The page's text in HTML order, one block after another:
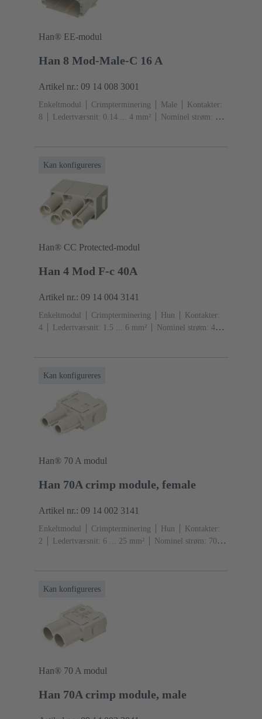
Han® EE-modul
Han 8 Mod-Male-C 16 A
Artikel nr.: 09 14 008 3001
Enkeltmodul Crimpterminering Male
Kontakter:
8
Ledertværsnit: 0.14 ... 4 mm²
Nominel strøm: ‌16
Kan konfigureres
Han® CC Protected-modul
Han 4 Mod F-c 40A
Artikel nr.: 09 14 004 3141
Enkeltmodul Crimpterminering Hun
Kontakter:
4
Ledertværsnit: 1.5 ... 6 mm²
Nominel strøm: ‌40
Kan konfigureres
Han® 70 A modul
Han 70A crimp module, female
Artikel nr.: 09 14 002 3141
Enkeltmodul Crimpterminering Hun
Kontakter:
2
Ledertværsnit: 6 ... 25 mm²
Nominel strøm: ‌70
Kan konfigureres
Han® 70 A modul
Han 70A crimp module, male